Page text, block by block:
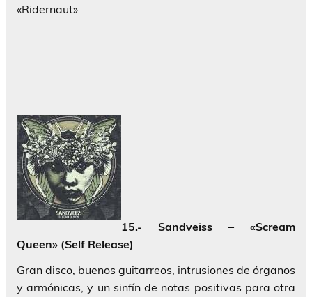
«Ridernaut»
15.- Sandveiss – «Scream
Queen» (Self Release)
Gran disco, buenos guitarreos, intrusiones de órganos
y armónicas, y un sinfín de notas positivas para otra